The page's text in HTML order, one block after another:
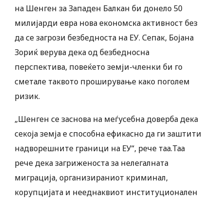
на Шенген за Западен Балкан би донело 50
милијарди евра нова економска активност без
да се загрози безбедноста на ЕУ. Сепак, Бојана
Зориќ верува дека од безбедносна
перспектива, повеќето земји-членки би го
сметале таквото проширување како поголем
ризик.
„Шенген се заснова на меѓусебна доверба дека
секоја земја е способна ефикасно да ги заштити
надворешните граници на ЕУ“, рече таа.Таа
рече дека загриженоста за нелегалната
миграција, организираниот криминал,
корупцијата и нееднаквиот институционален